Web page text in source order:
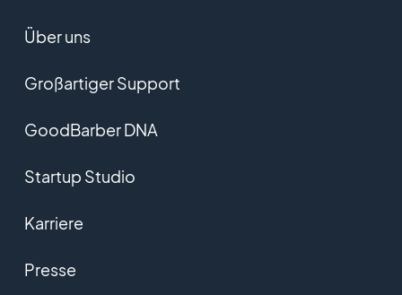
Über uns
Großartiger Support
GoodBarber DNA
Startup Studio
Karriere
Presse